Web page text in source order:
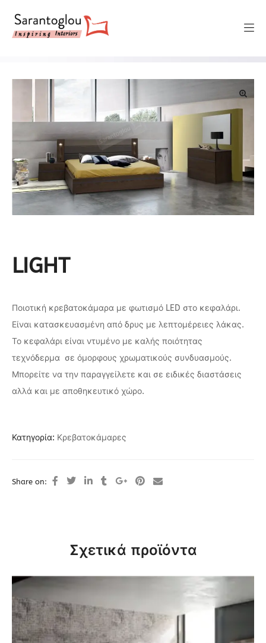
🔍
LIGHT
Ποιοτική κρεβατοκάμαρα με φωτισμό LED στο κεφαλάρι.
Είναι κατασκευασμένη από δρυς με λεπτομέρειες λάκας.
Το κεφαλάρι είναι ντυμένο με καλής ποιότητας
τεχνόδερμα σε όμορφους χρωματικούς συνδυασμούς.
Μπορείτε να την παραγγείλετε και σε ειδικές διαστάσεις
αλλά και με αποθηκευτικό χώρο.
Κατηγορία: Κρεβατοκάμαρες
Share on:
Σχετικά προϊόντα